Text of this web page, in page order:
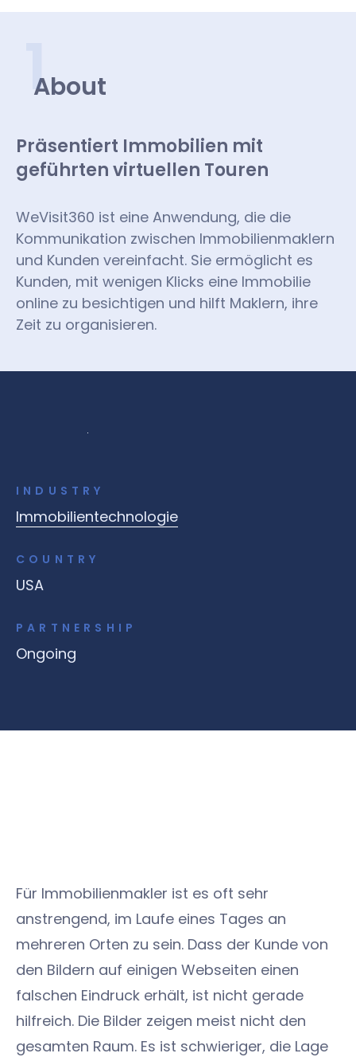
1
About
Präsentiert Immobilien mit
geführten virtuellen Touren
WeVisit360 ist eine Anwendung, die die
Kommunikation zwischen Immobilienmaklern
und Kunden vereinfacht. Sie ermöglicht es
Kunden, mit wenigen Klicks eine Immobilie
online zu besichtigen und hilft Maklern, ihre
Zeit zu organisieren.
INDUSTRY
Immobilientechnologie
COUNTRY
USA
PARTNERSHIP
Ongoing
Für Immobilienmakler ist es oft sehr
anstrengend, im Laufe eines Tages an
mehreren Orten zu sein. Dass der Kunde von
den Bildern auf einigen Webseiten einen
falschen Eindruck erhält, ist nicht gerade
hilfreich. Die Bilder zeigen meist nicht den
gesamten Raum. Es ist schwieriger, die Lage